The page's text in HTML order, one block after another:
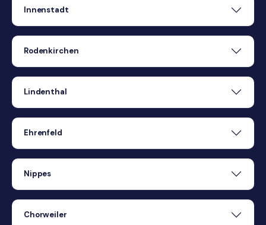
Innenstadt
Rodenkirchen
Lindenthal
Ehrenfeld
Nippes
Chorweiler